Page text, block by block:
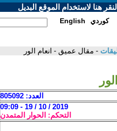
هنا لاستخدام الموقع البديل
English كوردي
- مقال عميق - انعام الور
العدد: 805092
2019 / 10 / 19 - 09:09
التحكم: الحوار المتمدن